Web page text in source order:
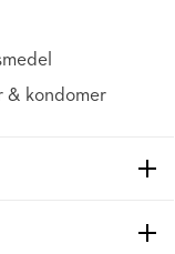
& kondomer